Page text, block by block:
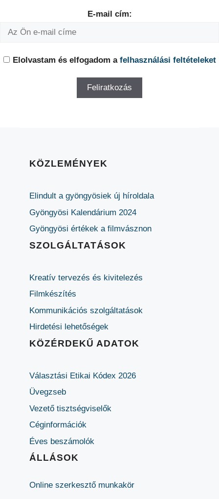
E-mail cím:
Elolvastam és elfogadom a felhasználási feltételeket
KÖZLEMÉNYEK
Elindult a gyöngyösiek új híroldala
Gyöngyösi Kalendárium 2024
Gyöngyösi értékek a filmvásznon
SZOLGÁLTATÁSOK
Kreatív tervezés és kivitelezés
Filmkészítés
Kommunikációs szolgáltatások
Hirdetési lehetőségek
KÖZÉRDEKŰ ADATOK
Választási Etikai Kódex 2026
Üvegzseb
Vezető tisztségviselők
Céginformációk
Éves beszámolók
ÁLLÁSOK
Online szerkesztő munkakör